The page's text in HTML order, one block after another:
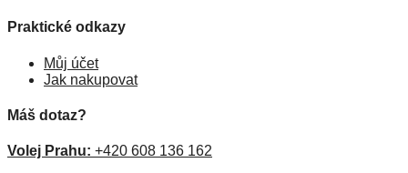
Praktické odkazy
Můj účet
Jak nakupovat
Máš dotaz?
Volej Prahu: +420 608 136 162